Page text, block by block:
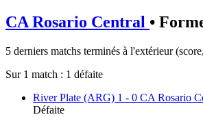
CA Rosario Central •
5 derniers matchs terminés à l'extérieur
Sur 1 match : 1 défaite
River Plate (ARG) 1 - 0 CA Rosario
Défaite